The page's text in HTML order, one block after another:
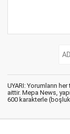
UYARI: Yorumların
aittir. Mepa News,
600 karakterle